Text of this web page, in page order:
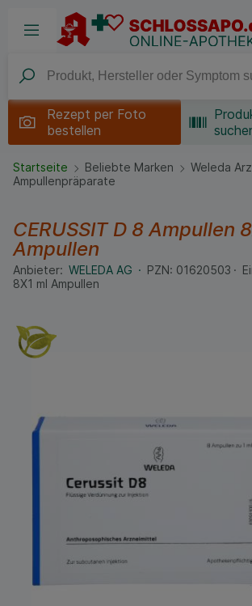
Rezept per Foto
bestellen
Startseite Beliebte Marken
Weleda
Ampullenpräparate
CERUSSIT D 8 Ampullen
Ampullen
Anbieter: WELEDA AG PZN: 01620503
8X1 ml Ampullen